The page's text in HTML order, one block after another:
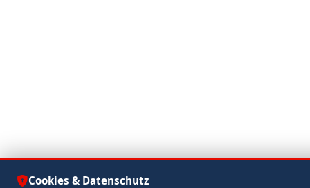
Cookies & Datenschutz